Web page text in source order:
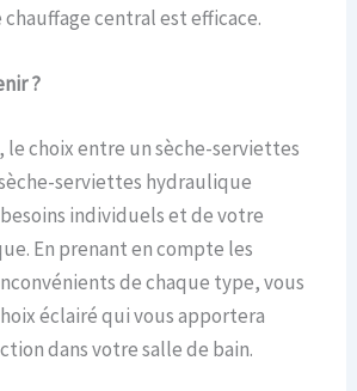
central est efficace.
?
le choix entre un sèche-serviettes
serviettes hydraulique
individuels et de votre
En prenant en compte les
de chaque type, vous
éclairé qui vous apportera
dans votre salle de bain.